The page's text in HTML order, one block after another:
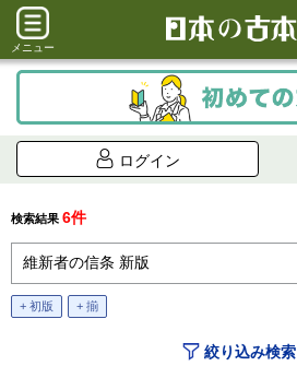
メニュー
ログイン
検索結果 6件
+ 初版 + 揃
絞り込み検索